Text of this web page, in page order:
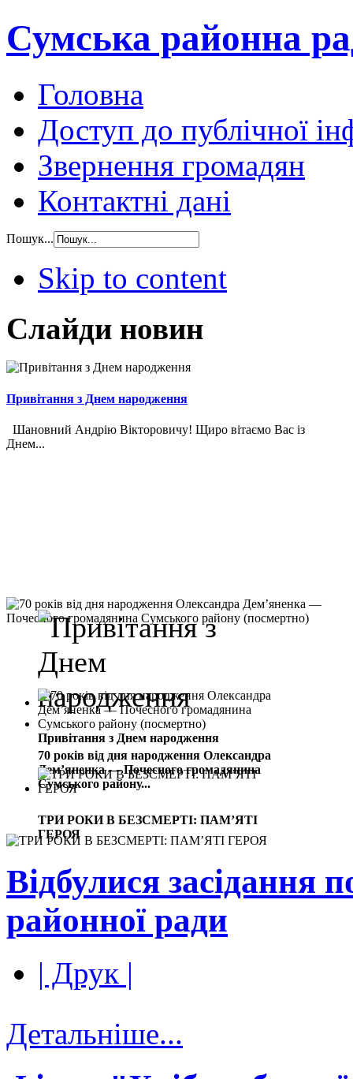
Сумська районна
Головна
Доступ до публічної
Звернення громадян
Контактні дані
Пошук...
Skip to content
Слайди новин
Привітання з Днем народження
Шановний Андрію Вікторовичу! Щиро вітаємо Вас із
Днем...
Привітання з Днем народження
70 років від дня народження Олександра
Дем’яненка — Почесного громадянина
Сумського району...
ТРИ РОКИ В БЕЗСМЕРТІ: ПАМ’ЯТІ
ГЕРОЯ
Відбулися засідання
районної ради
| Друк |
Детальніше...